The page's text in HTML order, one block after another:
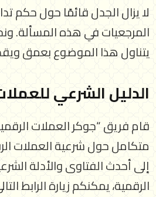
لا يزال الجدل قائمًا حول حكم
المرجعيات في هذه المسألة.
يتناول هذا الموضوع بعمق
الدليل الشرعي
قام فريق “جوكر العملات
متكامل حول شرعية العملات
إلى أحدث الفتاوى والأدلة
الرقمية، يمكنكم زيارة الرابط